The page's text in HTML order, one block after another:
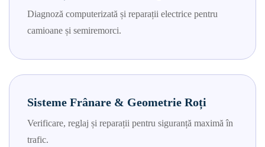
Diagnoză computerizată și reparații electrice pentru
camioane și semiremorci.
Sisteme Frânare & Geometrie Roți
Verificare, reglaj și reparații pentru siguranță maximă în
trafic.